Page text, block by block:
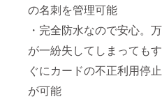
の名刺を管理可能
・完全防水なので安心。万
が一紛失してしまってもす
ぐにカードの不正利用停止
が可能